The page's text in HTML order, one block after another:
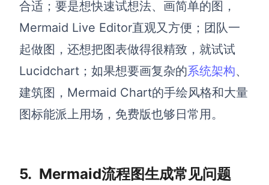
合适；要是想快速试想法、画简单的图，
Mermaid Live Editor直观又方便；团队一
起做图，还想把图表做得很精致，就试试
Lucidchart；如果想要画复杂的系统架构、
建筑图，Mermaid Chart的手绘风格和大量
图标能派上用场，免费版也够日常用。
5. Mermaid流程图生成常见问题